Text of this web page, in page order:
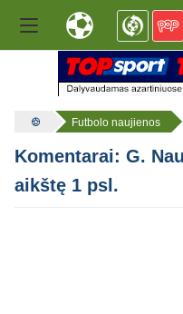
Futbolo naujienos
Komentarai: G.
aikštę 1 psl.